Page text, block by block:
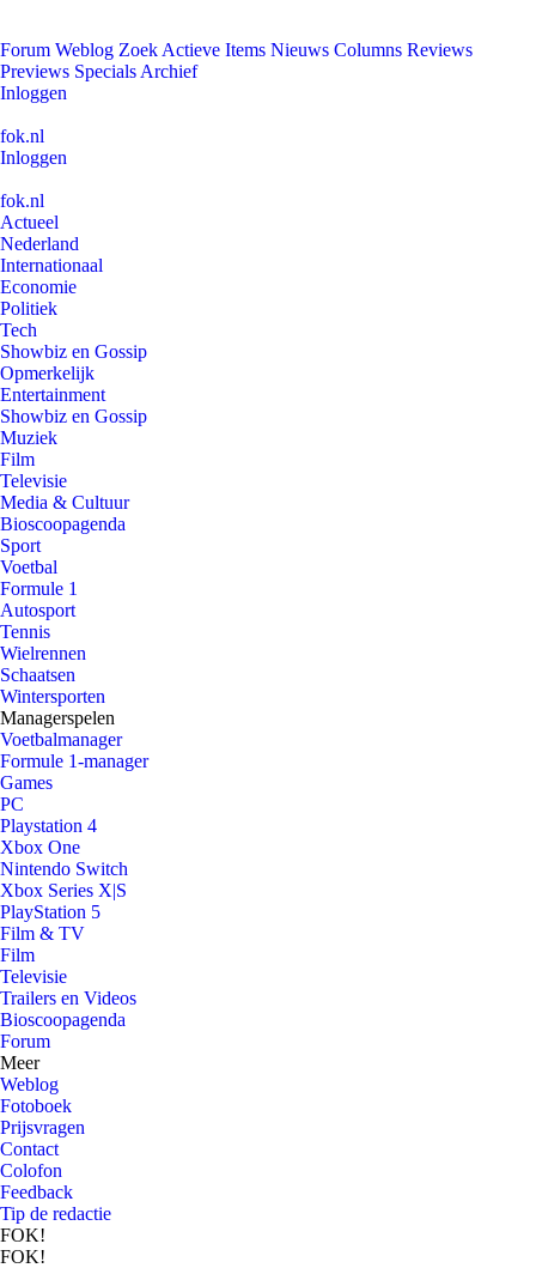
Forum Weblog Zoek Actieve Items Nieuws Columns Reviews
Previews Specials Archief
Inloggen
fok.nl
Inloggen
fok.nl
Actueel
Nederland
Internationaal
Economie
Politiek
Tech
Showbiz en Gossip
Opmerkelijk
Entertainment
Showbiz en Gossip
Muziek
Film
Televisie
Media & Cultuur
Bioscoopagenda
Sport
Voetbal
Formule 1
Autosport
Tennis
Wielrennen
Schaatsen
Wintersporten
Managerspelen
Voetbalmanager
Formule 1-manager
Games
PC
Playstation 4
Xbox One
Nintendo Switch
Xbox Series X|S
PlayStation 5
Film & TV
Film
Televisie
Trailers en Videos
Bioscoopagenda
Forum
Meer
Weblog
Fotoboek
Prijsvragen
Contact
Colofon
Feedback
Tip de redactie
FOK!
FOK!